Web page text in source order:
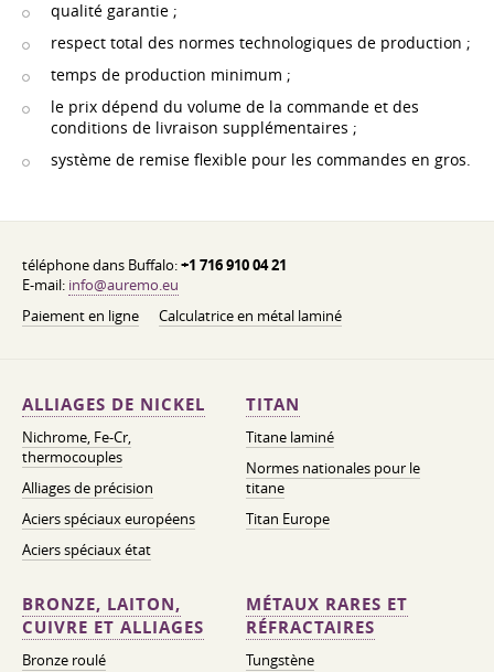
qualité garantie ;
respect total des normes technologiques de production ;
temps de production minimum ;
le prix dépend du volume de la commande et des
conditions de livraison supplémentaires ;
système de remise flexible pour les commandes en gros.
téléphone dans Buffalo:+1 716 910 04 21
E-mail: info@auremo.eu
Paiement en ligne
Calculatrice en métal laminé
ALLIAGES DE NICKEL
Nichrome, Fe-Cr,
thermocouples
Alliages de précision
Aciers spéciaux européens
Aciers spéciaux état
TITAN
Titane laminé
Normes nationales pour le
titane
Titan Europe
BRONZE, LAITON,
CUIVRE ET ALLIAGES
Bronze roulé
MÉTAUX RARES ET
RÉFRACTAIRES
Tungstène